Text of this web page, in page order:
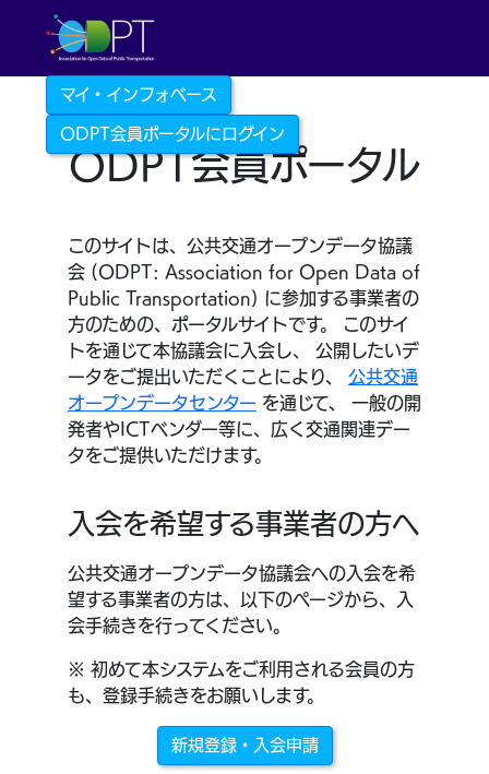
マイ・インフォベース
ODPT会員ポータルにログイン
ODPT会員ポータル
このサイトは、公共交通オープンデータ協議
会 (ODPT: Association for Open Data of
Public Transportation) に参加する事業者の
方のための、ポータルサイトです。 このサイ
トを通じて本協議会に入会し、 公開したいデ
ータをご提出いただくことにより、 公共交通
オープンデータセンター を通じて、 一般の開
発者やICTベンダー等に、広く交通関連デー
タをご提供いただけます。
入会を希望する事業者の方へ
公共交通オープンデータ協議会への入会を希
望する事業者の方は、以下のページから、入
会手続きを行ってください。
※ 初めて本システムをご利用される会員の方
も、登録手続きをお願いします。
新規登録・入会申請